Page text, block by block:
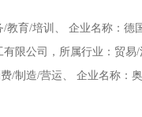
教育/培训、 企业名称：德
限公司，所属行业：贸易
/制造/营运、 企业名称：